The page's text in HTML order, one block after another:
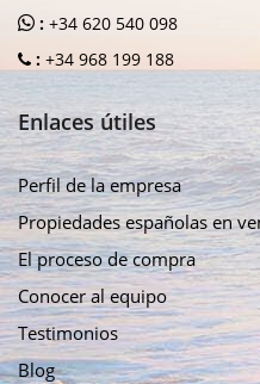
: +34 620 540 098
: +34 968 199 188
Enlaces útiles
Perfil de la empresa
Propiedades españolas en
El proceso de compra
Conocer al equipo
Testimonios
Blog